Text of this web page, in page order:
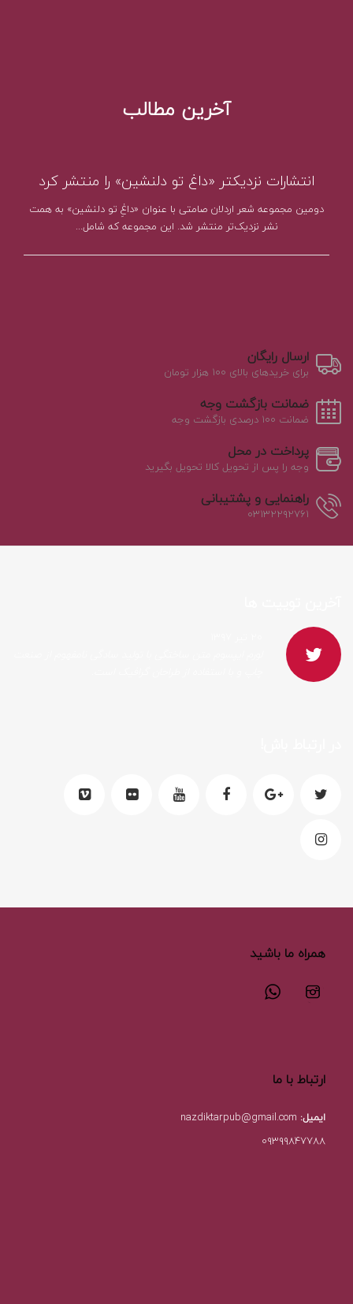
آخرین مطالب
انتشارات نزدیکتر «داغ تو دلنشین» را منتشر کرد
دومین مجموعه شعر اردلان صامتی با عنوان «داغِ تو دلنشین» به همت
نشر نزدیک‌تر منتشر شد. این مجموعه که شامل...
ارسال رایگان
برای خریدهای بالای ۱۰۰ هزار تومان
ضمانت بازگشت وجه
ضمانت ۱۰۰ درصدی بازگشت وجه
پرداخت در محل
وجه را پس از تحویل کالا تحویل بگیرید
راهنمایی و پشتیبانی
۰۳۱۳۲۲۹۲۷۶۱
همراه ما باشید
ارتباط با ما
ایمیل: nazdiktarpub@gmail.com
۰۹۳۹۹۸۴۷۷۸۸